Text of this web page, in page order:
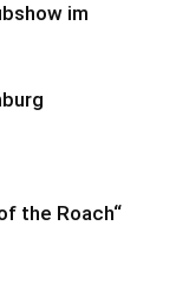
im
the Roach“